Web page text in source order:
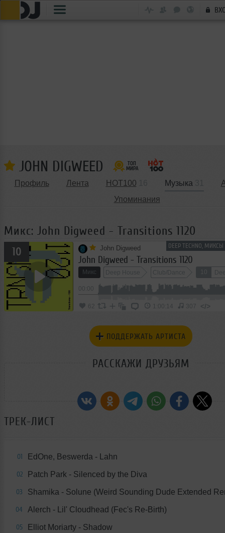
JOHN DIGWEED
Профиль Лента HOT100 Музыка
Упоминания
Микс: John Digweed - Transitions 1120
DEEP TECHNO,
10 John Digweed
John Digweed - Transitions 1120
Микс Deep House Club/Dance 10
62 307 </>
ПОДДЕРЖАТЬ АРТИСТА
РАССКАЖИ ДРУЗЬЯМ
ТРЕК-ЛИСТ
01 EdOne, Beswerda - Lahn
02 Patch Park - Silenced by the Diva
03 Shamika - Solune (Weird Sounding Dude Extended
04 Alerch - Lil' Cloudhead (Fec's Re-Birth)
05 Elliot Moriarty - Shadow